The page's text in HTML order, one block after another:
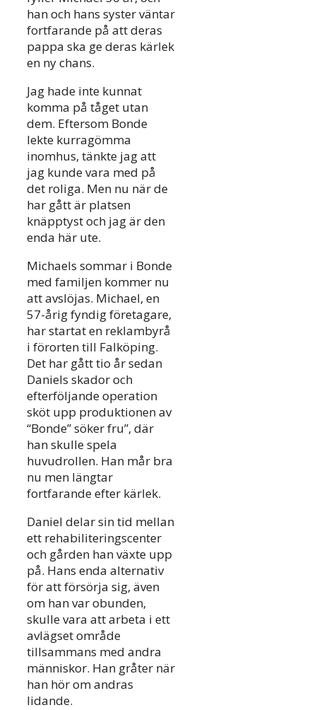
han och hans syster väntar
fortfarande på att deras
pappa ska ge deras kärlek
en ny chans.
Jag hade inte kunnat
komma på tåget utan
dem. Eftersom Bonde
lekte kurragömma
inomhus, tänkte jag att
jag kunde vara med på
det roliga. Men nu när de
har gått är platsen
knäpptyst och jag är den
enda här ute.
Michaels sommar i Bonde
med familjen kommer nu
att avslöjas. Michael, en
57-årig fyndig företagare,
har startat en reklambyrå
i förorten till Falköping.
Det har gått tio år sedan
Daniels skador och
efterföljande operation
sköt upp produktionen av
“Bonde” söker fru”, där
han skulle spela
huvudrollen. Han mår bra
nu men längtar
fortfarande efter kärlek.
Daniel delar sin tid mellan
ett rehabiliteringscenter
och gården han växte upp
på. Hans enda alternativ
för att försörja sig, även
om han var obunden,
skulle vara att arbeta i ett
avlägset område
tillsammans med andra
människor. Han gråter när
han hör om andras
lidande.